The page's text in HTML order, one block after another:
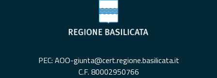
PEC: AOO-giunta@cert.regione.basilicata.it
C.F. 80002950766